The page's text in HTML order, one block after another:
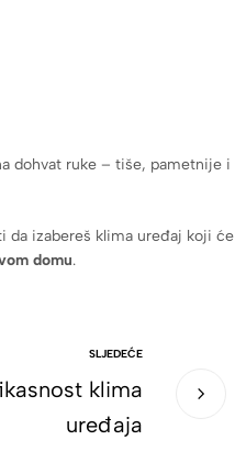
dohvat ruke – tiše, pametnije i
da izabereš klima uređaj koji će
domu.
SLJEDEĆE
klima
uređaja